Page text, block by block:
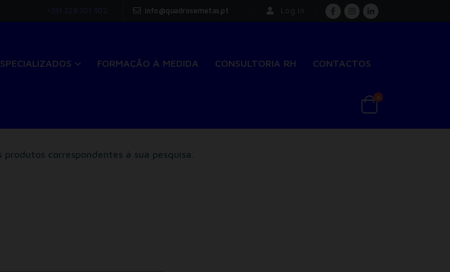
+351 228 301 302 info@quadrosemetas.pt Log In
FORMAÇÃO À MEDIDA CONSULTORIA RH CONTACTOS
0
correspondentes à sua pesquisa.